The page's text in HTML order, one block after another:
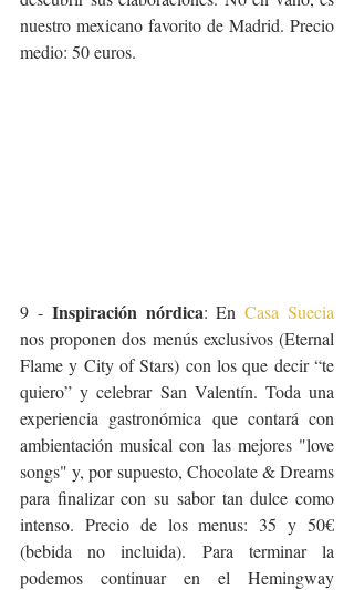
nuestro mexicano favorito de Madrid. Precio
medio: 50 euros.
9 - Inspiración nórdica: En Casa Suecia
nos proponen dos menús exclusivos (Eternal
Flame y City of Stars) con los que decir “te
quiero” y celebrar San Valentín. Toda una
experiencia gastronómica que contará con
ambientación musical con las mejores "love
songs" y, por supuesto, Chocolate & Dreams
para finalizar con su sabor tan dulce como
intenso. Precio de los menus: 35 y 50€
(bebida no incluida). Para terminar la
podemos continuar en el Hemingway